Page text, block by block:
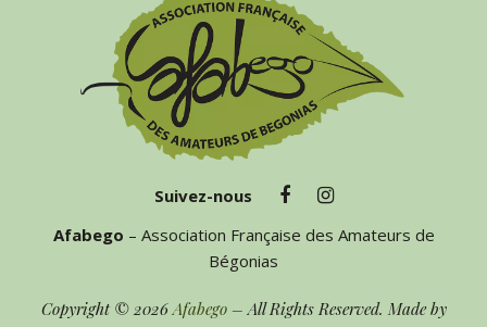
Suivez-nous
Afabego – Association Française des Amateurs de
Bégonias
Copyright © 2026Afabego– All Rights Reserved. Made by